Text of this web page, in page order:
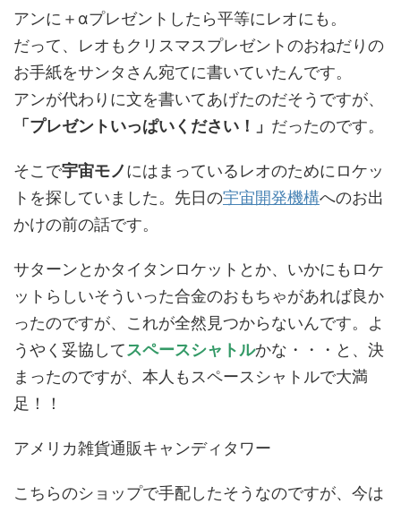
アンに＋αプレゼントしたら平等にレオにも。
だって、レオもクリスマスプレゼントのおねだりの
お手紙をサンタさん宛てに書いていたんです。
アンが代わりに文を書いてあげたのだそうですが、
「プレゼントいっぱいください！」 だったのです。
そこで宇宙モノにはまっているレオのためにロケッ
トを探していました。先日の宇宙開発機構へのお出
かけの前の話です。
サターンとかタイタンロケットとか、いかにもロケ
ットらしいそういった合金のおもちゃがあれば良か
ったのですが、これが全然見つからないんです。よ
うやく妥協してスペースシャトルかな・・・と、決
まったのですが、本人もスペースシャトルで大満
足！！
アメリカ雑貨通販キャンディタワー
こちらのショップで手配したそうなのですが、今は